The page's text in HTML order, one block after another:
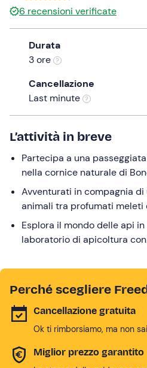
the
question
mark
keyboard
shortcuts
for
changing
dates.
6 recensioni verificate
Durata
3 ore
Cancellazione
Last minute
L’attività in breve
Partecipa a una
nella cornice naturale di
Avventurati in compagnia di
animali tra profumati meleti
Esplora il mondo delle api
laboratorio di apicoltura
Perché scegliere
Cancellazione gratuita
Ok ti rimborsiamo, ma non
Miglior prezzo garantito